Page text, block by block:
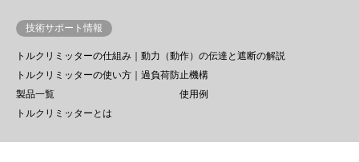
技術サポート情報
トルクリミッターの仕組み｜動力（動作）の伝達と遮断の解説
トルクリミッターの使い方｜過負荷防止機構
製品一覧
使用例
トルクリミッターとは